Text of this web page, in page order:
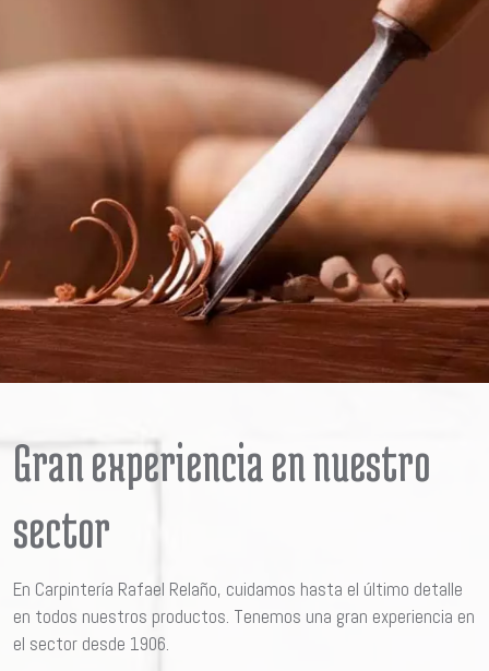
Gran experiencia en nuestro
sector
En Carpintería Rafael Relaño, cuidamos hasta el último detalle
en todos nuestros productos. Tenemos una gran experiencia en
el sector desde 1906.